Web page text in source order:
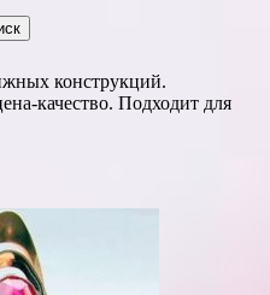
конструкций.
качество. Подходит для